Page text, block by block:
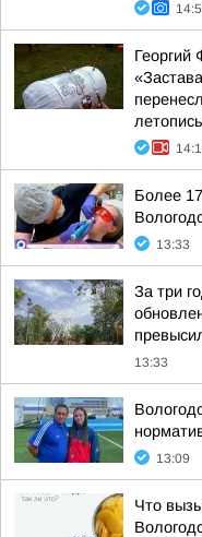
Георгий
Более
13:33
За три
13:33
13:09
Что